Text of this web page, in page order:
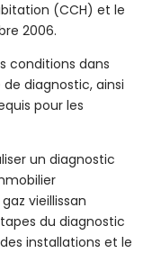
(CCH) et le
2006.
conditions dans
diagnostic, ainsi
pour les
un diagnostic
vieillissan
du diagnostic
installations et le